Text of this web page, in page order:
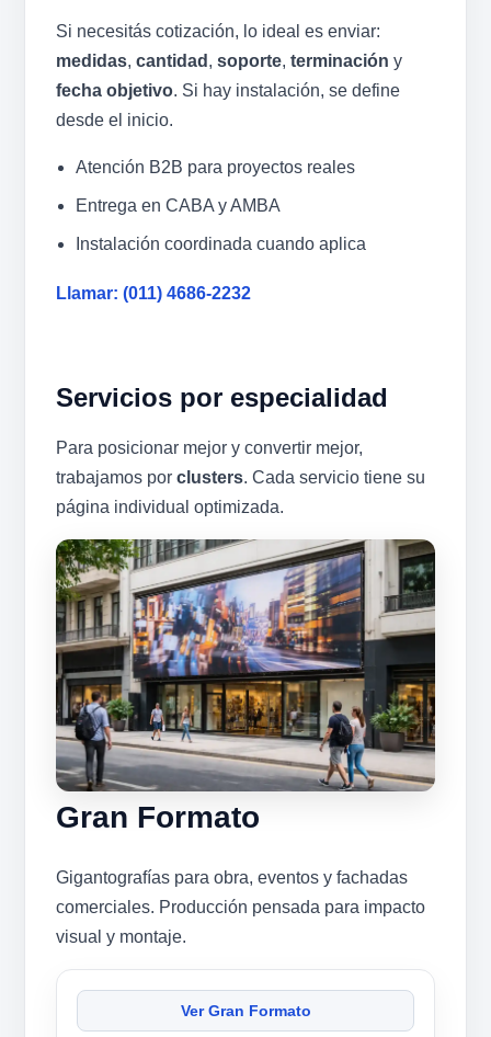
Si necesitás cotización, lo ideal es enviar:
medidas,cantidad ,soporte,terminación y
fecha objetivo. Si hay instalación, se define
desde el inicio.
Atención B2B para proyectos reales
Entrega en CABA y AMBA
Instalación coordinada cuando aplica
Llamar: (011) 4686-2232
Servicios por especialidad
Para posicionar mejor y convertir mejor,
trabajamos porclusters. Cada servicio tiene su
página individual optimizada.
Gran Formato
Gigantografías para obra, eventos y fachadas
comerciales. Producción pensada para impacto
visual y montaje.
Ver Gran Formato